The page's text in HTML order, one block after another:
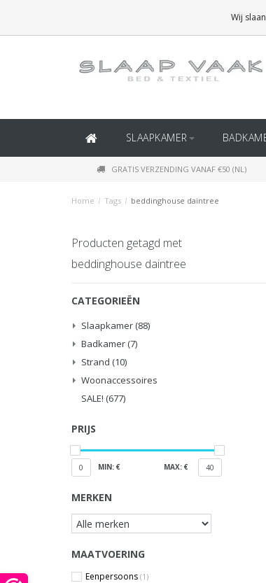
(BINNEN BELGIË)
SLAAPKAMER
GRATIS VERZENDING VANAF €50 (NL)
Home / Tags / beddinghouse daintree
Producten getagd met
beddinghouse daintree
CATEGORIEËN
Slaapkamer (88)
Badkamer (7)
Strand (10)
Woonaccessoires
SALE! (677)
PRIJS
0 MIN: € MAX: € 40
MERKEN
MAATVOERING
Eenpersoons (1)
Wij